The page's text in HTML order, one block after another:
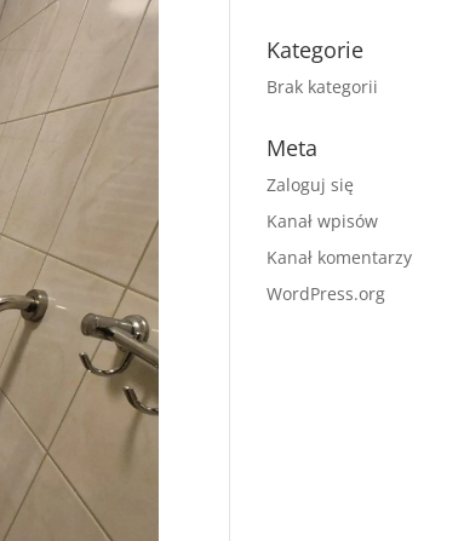
Kategorie
Brak kategorii
Meta
Zaloguj się
Kanał wpisów
Kanał komentarzy
WordPress.org